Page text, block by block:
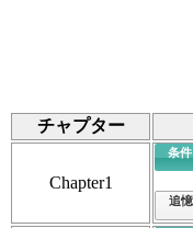
チャプター
Chapter1
条件
追憶